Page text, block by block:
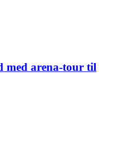
med arena-tour til